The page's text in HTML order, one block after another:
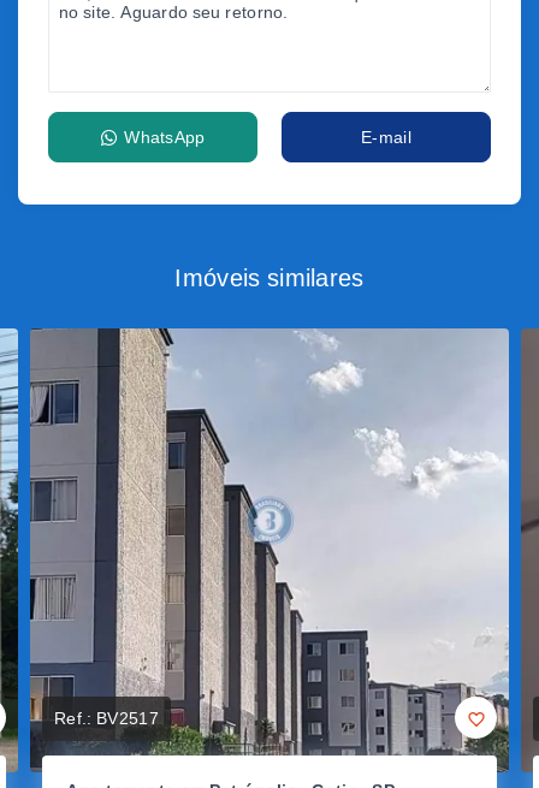
WhatsApp E-mail
Imóveis similares
Ref.: BV2517